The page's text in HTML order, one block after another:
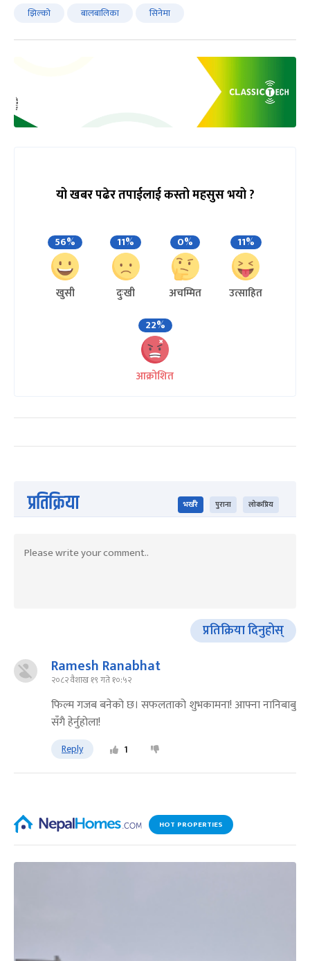
झिल्को बालबालिका सिनेमा
यो खबर पढेर तपाईलाई कस्तो महसुस भयो ?
56%
खुसी
11%
दुःखी
0%
अचम्मित
11%
उत्साहित
22%
आक्रोशित
प्रतिक्रिया भर्खरै पुराना लोकप्रिय
प्रतिक्रिया दिनुहोस्
Ramesh Ranabhat
२०८२ वैशाख १९ गते १०:५२
फिल्म गजब बनेको छ। सफलताको शुभकामना! आफ्ना नानिबाबु
सँगै हेर्नुहोला!
Reply 1
HOT PROPERTIES